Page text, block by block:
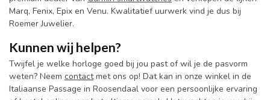
Marq, Fenix, Epix en Venu. Kwalitatief uurwerk vind je dus bij
Roemer Juwelier.
Kunnen wij helpen?
Twijfel je welke horloge goed bij jou past of wil je de pasvorm
weten? Neem contactmet ons op! Dat kan in onze winkel in de
Italiaanse Passage in Roosendaal voor een persoonlijke ervaring